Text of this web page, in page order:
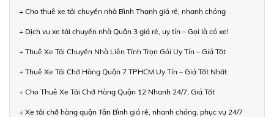
+ Cho thuê xe tải chuyển nhà Bình Thạnh giá rẻ, nhanh chóng
+ Dịch vụ xe tải chuyển nhà Quận 3 giá rẻ, uy tín – Gọi là có xe!
+ Thuê Xe Tải Chuyển Nhà Liên Tỉnh Trọn Gói Uy Tín – Giá Tốt
+ Thuê Xe Tải Chở Hàng Quận 7 TPHCM Uy Tín – Giá Tốt Nhất
+ Cho Thuê Xe Tải Chở Hàng Quận 12 Nhanh 24/7, Giá Tốt
+ Xe tải chở hàng quận Tân Bình giá rẻ, nhanh chóng, phục vụ 24/7